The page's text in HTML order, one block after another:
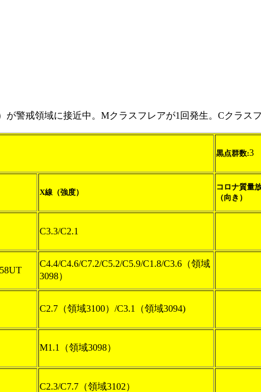
が警戒領域に接近中。Mクラスフレアが1回発生。Cクラス
黒点群数:3
X線（強度）
コロナ質量
（向き）
C3.3/C2.1
C4.4/C4.6/C7.2/C5.2/C5.9/C1.8/C3.6（領域
3098）
C2.7（領域3100）/C3.1（領域3094)
M1.1（領域3098）
C2.3/C7.7（領域3102）